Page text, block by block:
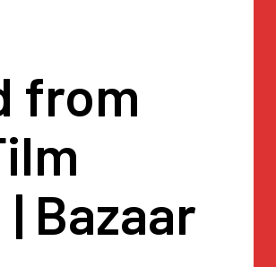
from
Bazaar